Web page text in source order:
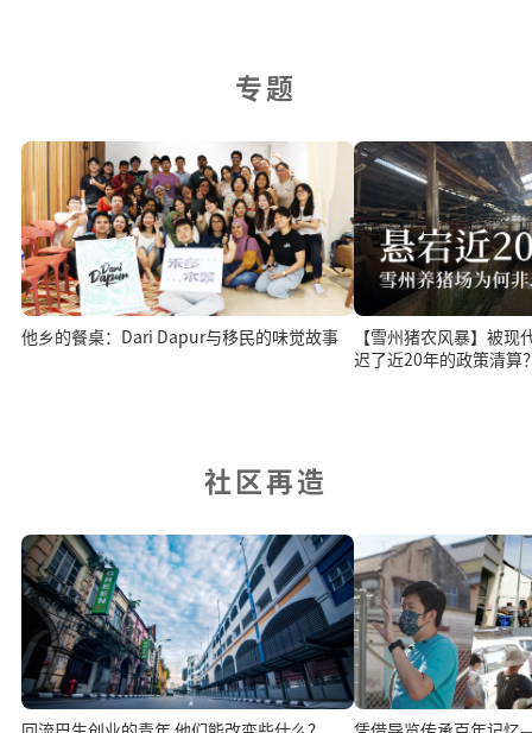
专题
他乡的餐桌：Dari Dapur与移民的味觉故事
【雪州猪农风暴】被
迟了近20年的政策清算
社区再造